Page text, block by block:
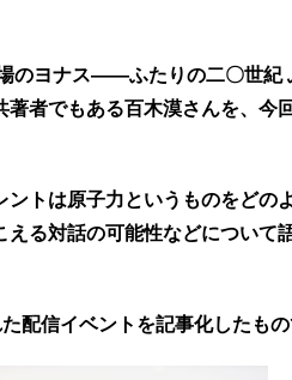
のヨナス――ふたりの二〇世紀
著者でもある百木漠さんを、今
トは原子力というものをどの
る対話の可能性などについて
配信イベントを記事化したもの